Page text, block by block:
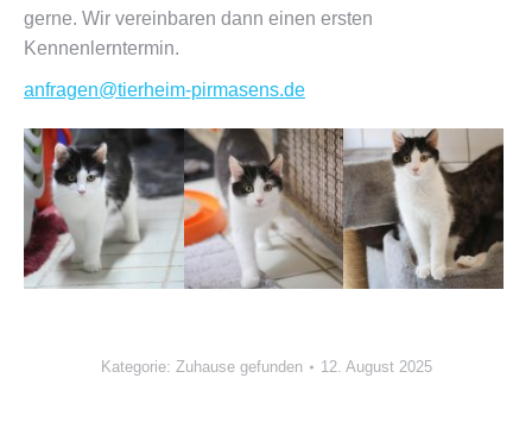
gerne. Wir vereinbaren dann einen ersten
Kennenlerntermin.
anfragen@tierheim-pirmasens.de
Kategorie: Zuhause gefunden 12. August 2025